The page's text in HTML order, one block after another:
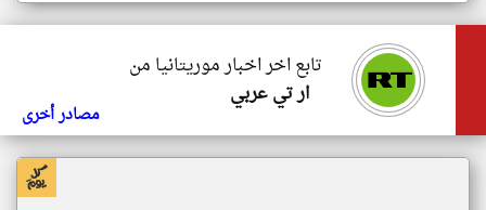
تابع اخر اخبار موريتانيا من
ار تي عربي
مصادر أخرى